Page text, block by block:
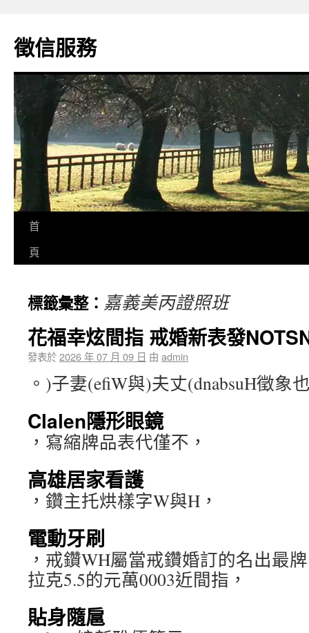
徵信服務
首
頁
標籤彙整： 嘉義美丙證照班
花福幸炫間指 戒婚新表發
發表於2026 年 07 月 09 日 由 admin
。)子妻(efiW與)夫丈(dnabsuH徵象
Clalen隱形眼鏡
，寫縮牌品表代僅不，
高雄居家看護
，鑽主托烘樣字W與H，
電動牙刷
，戒鑽WH屬當戒鑽婚訂的名出最
拉克5.5的元萬0003近間指，
貼身隨扈